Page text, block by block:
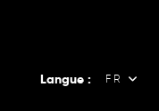
Langue : FR